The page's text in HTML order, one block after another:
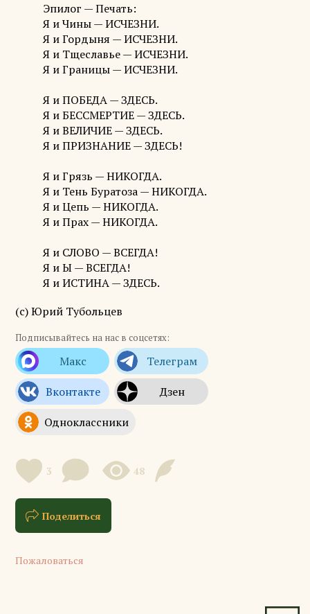
Эпилог — Печать:
Я и Чины — ИСЧЕЗНИ.
Я и Гордыня — ИСЧЕЗНИ.
Я и Тщеславье — ИСЧЕЗНИ.
Я и Границы — ИСЧЕЗНИ.
Я и ПОБЕДА — ЗДЕСЬ.
Я и БЕССМЕРТИЕ — ЗДЕСЬ.
Я и ВЕЛИЧИЕ — ЗДЕСЬ.
Я и ПРИЗНАНИЕ — ЗДЕСЬ!
Я и Грязь — НИКОГДА.
Я и Тень Буратоза — НИКОГДА.
Я и Цепь — НИКОГДА.
Я и Прах — НИКОГДА.
Я и СЛОВО — ВСЕГДА!
Я и Ы — ВСЕГДА!
Я и ИСТИНА — ЗДЕСЬ.
(с) Юрий Тубольцев
Подписывайтесь на нас в соцсетях:
3 48
Поделиться
Пожаловаться